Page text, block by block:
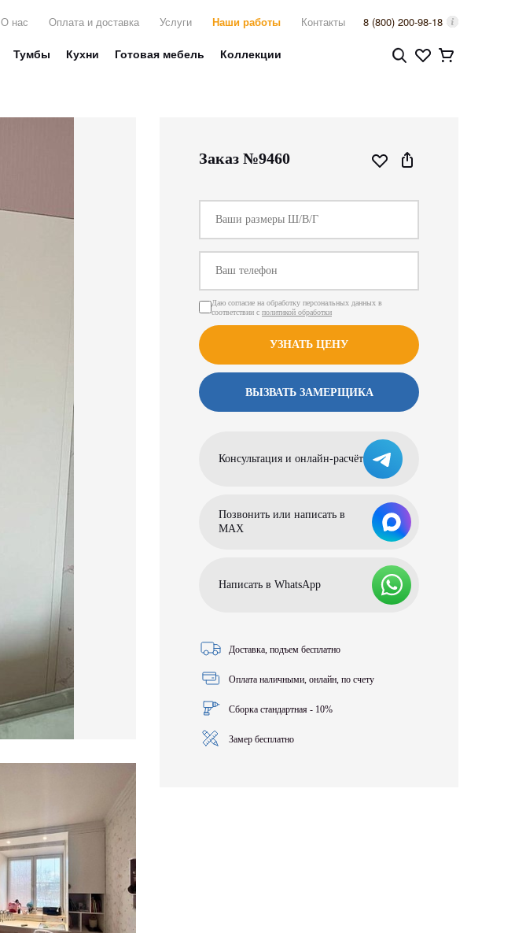
О нас Оплата и доставка Услуги Наши работы Контакты 8 (800) 200-98-18
Тумбы Кухни Готовая мебель Коллекции
Заказ №9460
Даю согласие на обработку персональных данных в
соответствии с политикой обработки
УЗНАТЬ ЦЕНУ
ВЫЗВАТЬ ЗАМЕРЩИКА
Консультация и онлайн-расчёт
Позвонить или написать в
МАХ
Написать в WhatsApp
Доставка, подъем бесплатно
Оплата наличными, онлайн, по счету
Сборка стандартная - 10%
Замер бесплатно